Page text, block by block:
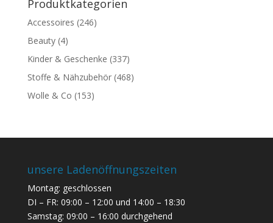
Produktkategorien
Accessoires (246)
Beauty (4)
Kinder & Geschenke (337)
Stoffe & Nähzubehör (468)
Wolle & Co (153)
unsere Ladenöffnungszeiten
Montag: geschlossen
DI – FR: 09:00 – 12:00 und 14:00 – 18:30
Samstag: 09:00 – 16:00 durchgehend